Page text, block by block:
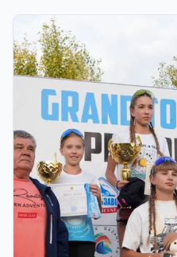
ФИНАЛ: АСТАНАДА
ҚОРЫТЫНДЫ КЕЗЕҢІ